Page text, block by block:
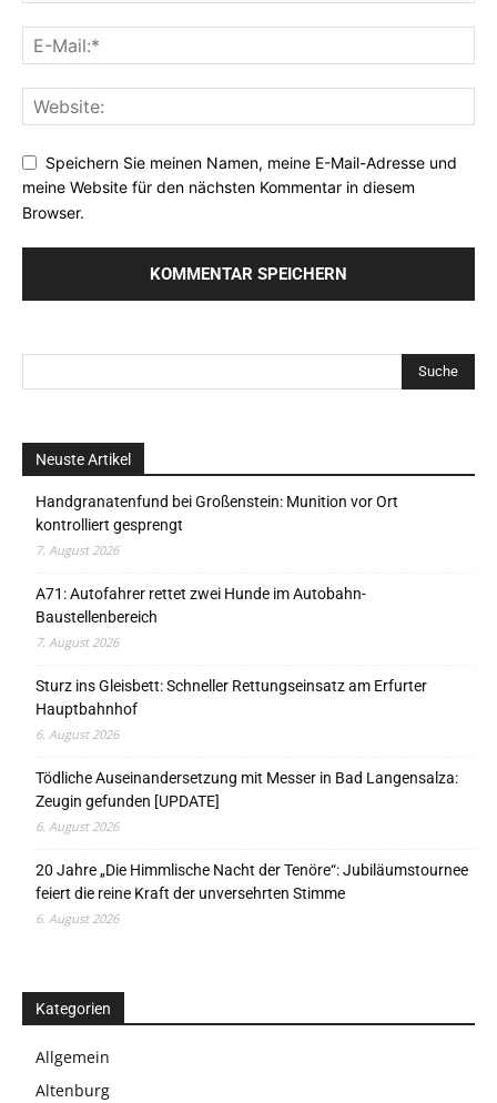
Speichern Sie meinen Namen, meine E-Mail-Adresse und
meine Website für den nächsten Kommentar in diesem
Browser.
Neuste Artikel
Handgranatenfund bei Großenstein: Munition vor Ort
kontrolliert gesprengt
7. August 2026
A71: Autofahrer rettet zwei Hunde im Autobahn-
Baustellenbereich
7. August 2026
Sturz ins Gleisbett: Schneller Rettungseinsatz am Erfurter
Hauptbahnhof
6. August 2026
Tödliche Auseinandersetzung mit Messer in Bad Langensalza:
Zeugin gefunden [UPDATE]
6. August 2026
20 Jahre „Die Himmlische Nacht der Tenöre“: Jubiläumstournee
feiert die reine Kraft der unversehrten Stimme
6. August 2026
Kategorien
Allgemein
Altenburg